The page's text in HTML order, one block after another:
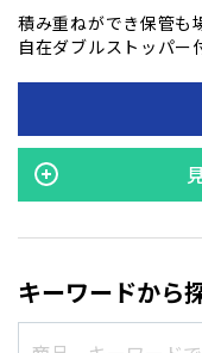
キーワードから
積み重ねができ保管も
自在ダブルストッパ